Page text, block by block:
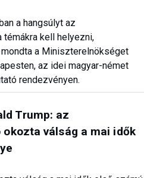
a hangsúlyt az
kell helyezni,
a Miniszterelnökséget
az idei magyar-német
rendezvényen.
Trump: az
válság a mai idők